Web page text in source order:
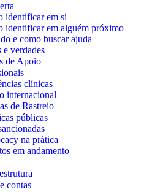
identificar em si
identificar em alguém próximo
e como buscar ajuda
e verdades
de Apoio
clínicas
internacional
de Rastreio
públicas
na prática
em andamento
contas